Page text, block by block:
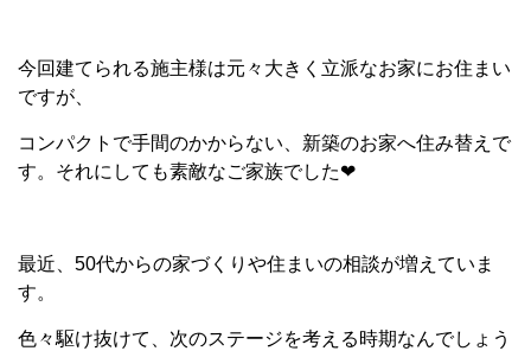
今回建てられる施主様は元々大きく立派なお家にお住まい
ですが、
コンパクトで手間のかからない、新築のお家へ住み替えで
す。それにしても素敵なご家族でした❤
最近、50代からの家づくりや住まいの相談が増えていま
す。
色々駆け抜けて、次のステージを考える時期なんでしょう